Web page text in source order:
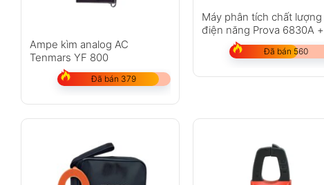
Ampe kìm analog AC
Tenmars YF 800
Đã bán 379
Máy phân tích chất lượng
điện năng Prova 6830A +
Đã bán 560